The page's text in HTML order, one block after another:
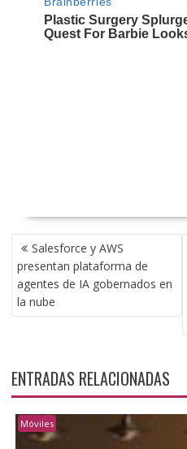
NAVEGACIÓN
DE
ENTRADAS
Salesforce y AWS
presentan plataforma de
agentes de IA gobernados en
la nube
ENTRADAS RELACIONADAS
Móviles